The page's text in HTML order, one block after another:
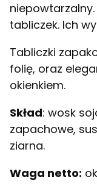
tabliczek. Ich
Tabliczki
folię, oraz
okienkiem.
Skład: wosk
zapachowe,
ziarna.
Waga netto: